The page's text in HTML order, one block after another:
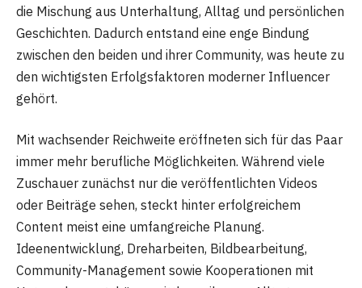
die Mischung aus Unterhaltung, Alltag und persönlichen
Geschichten. Dadurch entstand eine enge Bindung
zwischen den beiden und ihrer Community, was heute zu
den wichtigsten Erfolgsfaktoren moderner Influencer
gehört.
Mit wachsender Reichweite eröffneten sich für das Paar
immer mehr berufliche Möglichkeiten. Während viele
Zuschauer zunächst nur die veröffentlichten Videos
oder Beiträge sehen, steckt hinter erfolgreichem
Content meist eine umfangreiche Planung.
Ideenentwicklung, Dreharbeiten, Bildbearbeitung,
Community-Management sowie Kooperationen mit